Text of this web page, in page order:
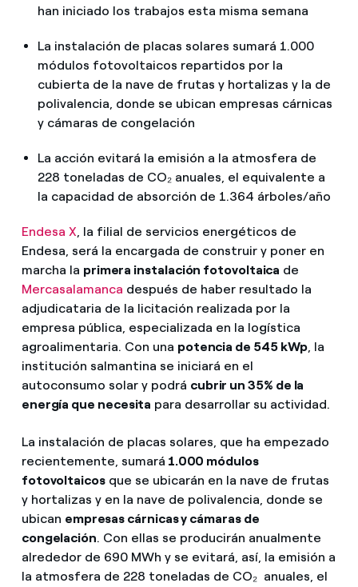
han iniciado los trabajos esta misma semana
La instalación de placas solares sumará 1.000
módulos fotovoltaicos repartidos por la
cubierta de la nave de frutas y hortalizas y la de
polivalencia, donde se ubican empresas cárnicas
y cámaras de congelación
La acción evitará la emisión a la atmosfera de
228 toneladas de CO₂ anuales, el equivalente a
la capacidad de absorción de 1.364 árboles/año
Endesa X, la filial de servicios energéticos de
Endesa, será la encargada de construir y poner en
marcha la primera instalación fotovoltaica de
Mercasalamanca después de haber resultado la
adjudicataria de la licitación realizada por la
empresa pública, especializada en la logística
agroalimentaria. Con una potencia de 545 kWp, la
institución salmantina se iniciará en el
autoconsumo solar y podrá cubrir un 35% de la
energía que necesita para desarrollar su actividad.
La instalación de placas solares, que ha empezado
recientemente, sumará 1.000 módulos
fotovoltaicosque se ubicarán en la nave de frutas
y hortalizas y en la nave de polivalencia, donde se
ubican empresas cárnicas y cámaras de
congelación. Con ellas se producirán anualmente
alrededor de 690 MWh y se evitará, así, la emisión a
la atmosfera de 228 toneladas de CO₂ anuales, el